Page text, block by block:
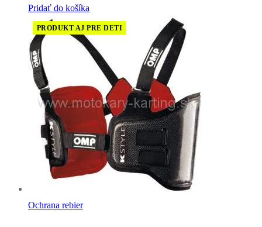
Pridať do košíka
Ochrana rebier
PRODUKT AJ PRE DETI